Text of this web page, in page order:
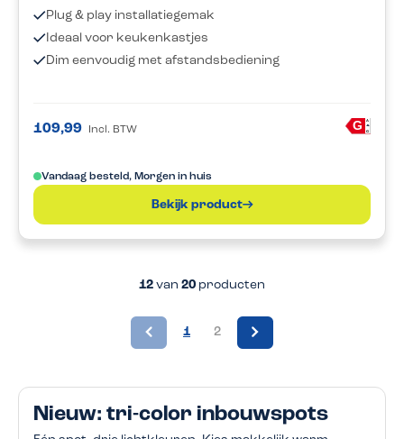
Plug & play installatiegemak
Ideaal voor keukenkastjes
Dim eenvoudig met afstandsbediening
109,99 Incl. BTW G A
G
Vandaag besteld, Morgen in huis
Bekijk product
12 van 20 producten
1 2
Nieuw: tri-color inbouwspots